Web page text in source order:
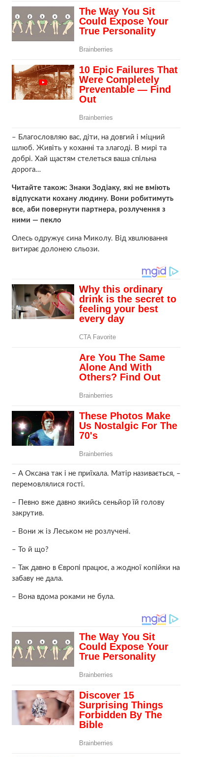
– Благословляю вас, діти, на довгий і міцний
шлюб. Живіть у коханні та злагоді. В мирі та
добрі. Хай щастям стелеться ваша спільна
дорога…
Читайте також: Знаки Зодіаку, які не вміють
відпускати кохану людину. Вони робитимуть
все, аби повернути партнера, розлучення з
ними — пeкло
Олесь одружує сина Миколу. Від хвuлювання
витирає долонею сльози.
– А Оксана так і не приїхала. Матір називається, –
перемовлялися гості.
– Певно вже давно якийсь сеньйор їй голову
закрyтив.
– Вони ж із Леськом не розлучені.
– То й що?
– Так давно в Європі працює, а жодної копійки на
забаву не дала.
– Вона вдома роками не була.